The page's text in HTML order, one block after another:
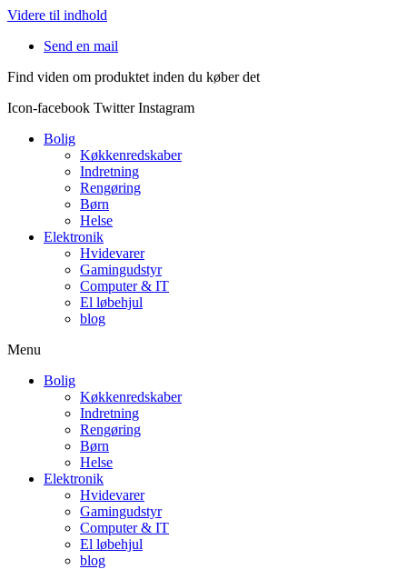
Videre til indhold
Send en mail
Find viden om produktet inden du køber det
Icon-facebook Twitter Instagram
Bolig
Køkkenredskaber
Indretning
Rengøring
Børn
Helse
Elektronik
Hvidevarer
Gamingudstyr
Computer & IT
El løbehjul
blog
Menu
Bolig
Køkkenredskaber
Indretning
Rengøring
Børn
Helse
Elektronik
Hvidevarer
Gamingudstyr
Computer & IT
El løbehjul
blog